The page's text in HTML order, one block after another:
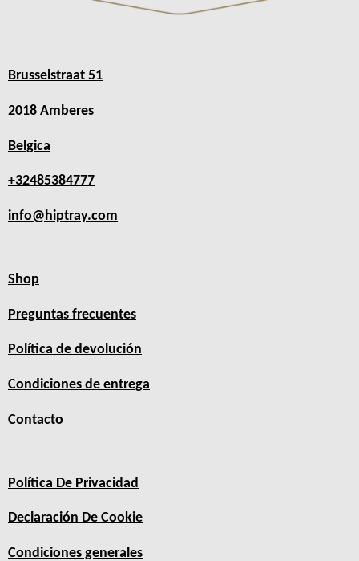
Brusselstraat 51
2018 Amberes
Belgica
+32485384777
info@hiptray.com
Shop
Preguntas frecuentes
Política de devolución
Condiciones de entrega
Contacto
Política De Privacidad
Declaración De Cookie
Condiciones generales